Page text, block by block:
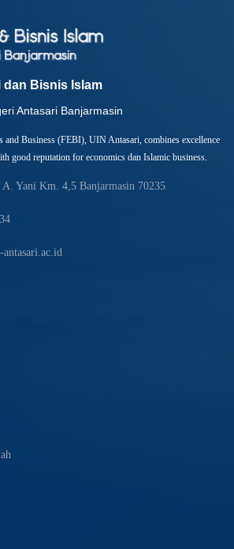
dan Bisnis Islam
Antasari Banjarmasin
and Business (FEBI), UIN Antasari, combines excellence
good reputation for economics dan Islamic business.
A. Yani Km. 4,5 Banjarmasin 70235